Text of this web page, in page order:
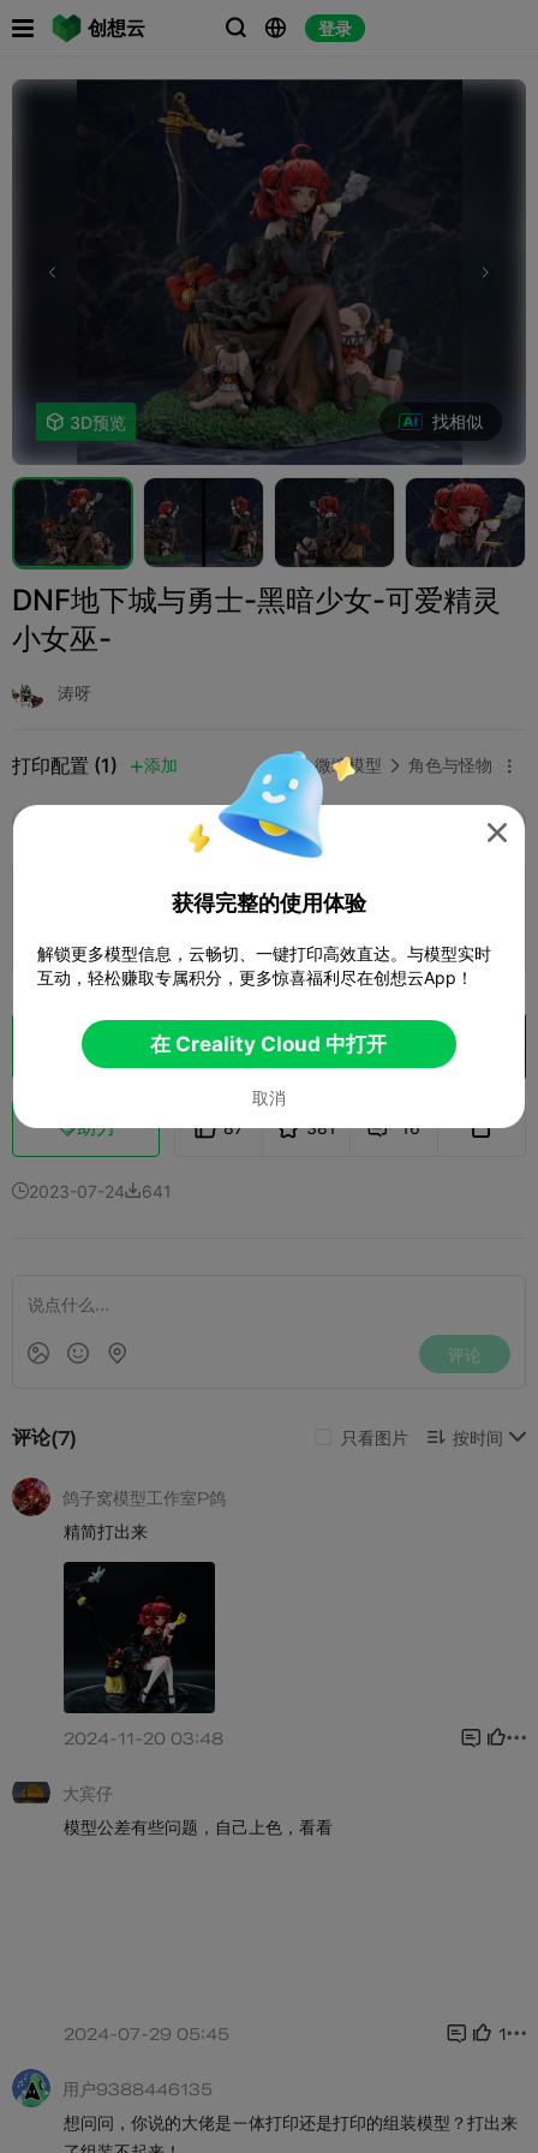
创想云   登录
 
 3D预览 找相似
DNF地下城与勇士-黑暗少女-可爱精灵
小女巫-
涛呀
打印配置 (1) 添加 微缩模型  角色与怪物 
K2 Pro
0.2mm layer, 2 walls, 15% infill
在 Creality Cloud 中打开
助力 87 381  16 
2023-07-24641

获得完整的使用体验
解锁更多模型信息，云畅切、一键打印高效直达。与模型实时
互动，轻松赚取专属积分，更多惊喜福利尽在创想云App！
在 Creality Cloud 中打开
取消